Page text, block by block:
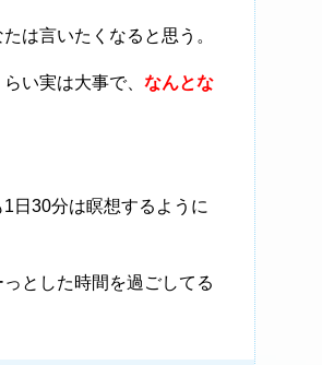
は言いたくなると思う。
い実は大事で、 なんとな
日30分は瞑想するように
とした時間を過ごしてる